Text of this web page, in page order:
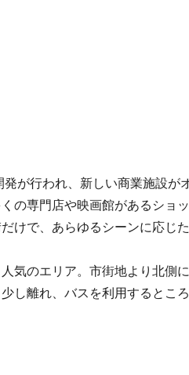
が行われ、新しい商業施設が
の専門店や映画館があるショ
けで、あらゆるシーンに応じ
気のエリア。市街地より北側
し離れ、バスを利用するとこ